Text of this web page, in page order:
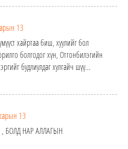
13
хайртаа биш, хуулийг бол
болгодог хүн, Отгонбилэгийн
будлиулдаг хулгайч шүү...
13
БОЛД НАР АЛЛАГЫН